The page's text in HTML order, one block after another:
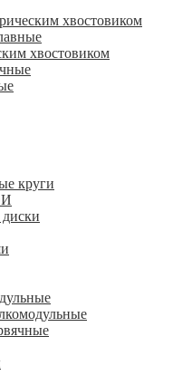
хвостовиком
хвостовиком
круги